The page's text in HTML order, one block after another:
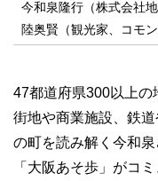
今和泉隆行（株式会社
陸奥賢（観光家、コモ
47都道府県300以上の
街地や商業施設、鉄
の町を読み解く今和
「大阪あそ歩」がコ